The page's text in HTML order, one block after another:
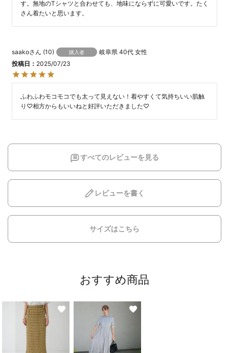
す。無地のTシャツと合わせても、地味にならずに可愛いです。たく
さん着たいと思います。
saako 10 購入者 岐阜県 40代 女性
投稿日
2025/07/23
ふわふわモコモコでも太って見えない！着やすくて気持ちいい肌触
り♡相方からもいいねと好評いただきました♡
すべてのレビューを見る
レビューを書く
サイズはこちら
おすすめ商品